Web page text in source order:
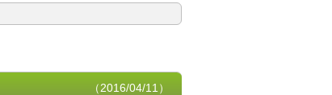
（2016/04/11）